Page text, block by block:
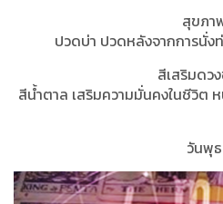
สุขภา
ปวดบ่า ปวดหลังจากการนั่งท่
สีเสริมดว
สีน้ำตาล เสริมความมั่นคงในชีวิต ห
วันพุธ